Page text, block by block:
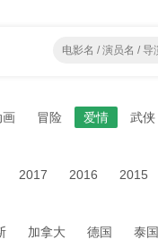
画 冒险 爱情 武侠
2017 2016 2015
加拿大 德国 泰国